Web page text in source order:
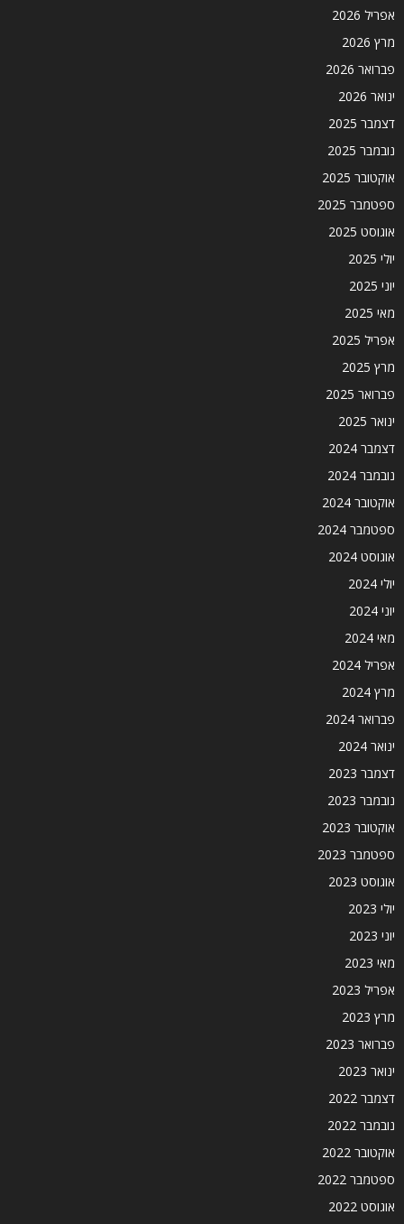
אפריל 2026
מרץ 2026
פברואר 2026
ינואר 2026
דצמבר 2025
נובמבר 2025
אוקטובר 2025
ספטמבר 2025
אוגוסט 2025
יולי 2025
יוני 2025
מאי 2025
אפריל 2025
מרץ 2025
פברואר 2025
ינואר 2025
דצמבר 2024
נובמבר 2024
אוקטובר 2024
ספטמבר 2024
אוגוסט 2024
יולי 2024
יוני 2024
מאי 2024
אפריל 2024
מרץ 2024
פברואר 2024
ינואר 2024
דצמבר 2023
נובמבר 2023
אוקטובר 2023
ספטמבר 2023
אוגוסט 2023
יולי 2023
יוני 2023
מאי 2023
אפריל 2023
מרץ 2023
פברואר 2023
ינואר 2023
דצמבר 2022
נובמבר 2022
אוקטובר 2022
ספטמבר 2022
אוגוסט 2022